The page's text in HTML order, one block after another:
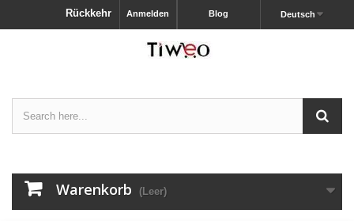
Deutsch
Blog
Anmelden
Rückkehr
Warenkorb (Leer)